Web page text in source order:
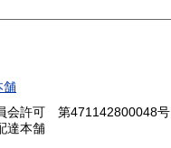
800円 島根県
舗
会許可 第471142800048号
達本舗